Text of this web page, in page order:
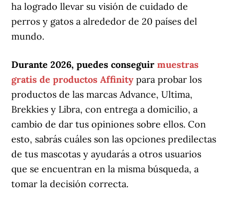
ha logrado llevar su visión de cuidado de
perros y gatos a alrededor de 20 países del
mundo.
Durante 2026, puedes conseguirmuestras
gratis de productos Affinity para probar los
productos de las marcas Advance, Ultima,
Brekkies y Libra, con entrega a domicilio, a
cambio de dar tus opiniones sobre ellos. Con
esto, sabrás cuáles son las opciones predilectas
de tus mascotas y ayudarás a otros usuarios
que se encuentran en la misma búsqueda, a
tomar la decisión correcta.